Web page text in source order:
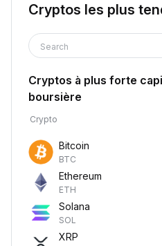
Cryptos les plus
Search
Cryptos à plus forte
boursière
Crypto
Bitcoin
BTC
Ethereum
ETH
Solana
SOL
XRP